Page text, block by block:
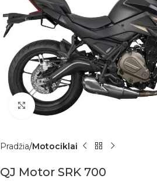
Spustelėkite norėdami
Pradžia Motociklai
QJ Motor SRK 700